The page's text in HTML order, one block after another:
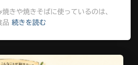
きや焼きそばに使っているのは、
品 続きを読む